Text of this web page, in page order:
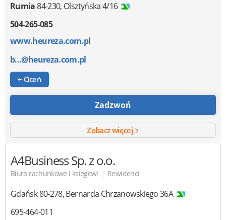
Rumia84-230, Olsztyńska 4/16
504-265-085
www.heureza.com.pl
b...@heureza.com.pl
+ Oceń
Zadzwoń
Zobacz więcej
A4BusinessSp. z o.o.
Biura rachunkowe i księgowi | Rewidenci
Gdańsk80-278,Bernarda Chrzanowskiego 36A
695-464-011